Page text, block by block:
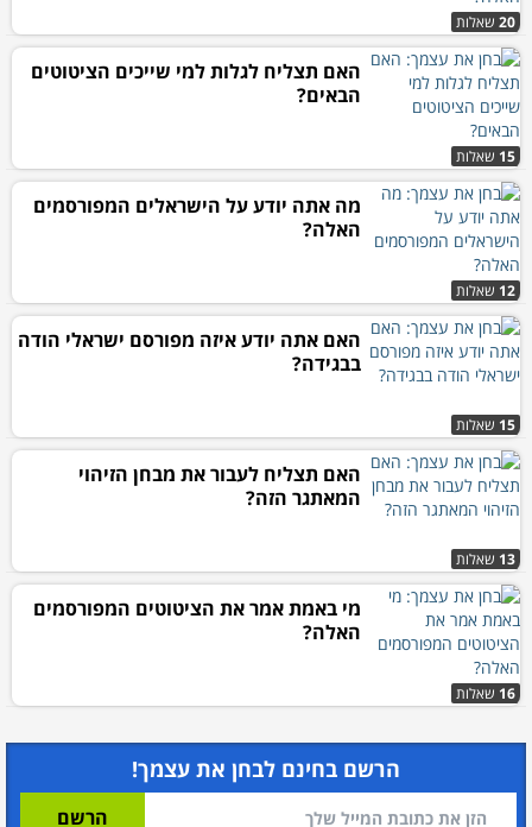
20 שאלות
15 שאלות
האם תצליח לגלות למי שייכים הציטוטים
הבאים?
12 שאלות
מה אתה יודע על הישראלים המפורסמים
האלה?
15 שאלות
האם אתה יודע איזה מפורסם ישראלי הודה
בבגידה?
13 שאלות
האם תצליח לעבור את מבחן הזיהוי
המאתגר הזה?
16 שאלות
מי באמת אמר את הציטוטים המפורסמים
האלה?
הרשם בחינם לבחן את עצמך!